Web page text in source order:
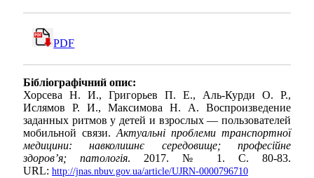
PDF
Бібліографічний опис:
Хорсева Н. И., Григорьев П. Е., Аль-Курди О. Р.,
Ислямов Р. И., Максимова Н. А. Воспроизведение
заданных ритмов у детей и взрослых — пользователей
мобильной связи.Актуальні проблеми транспортної
медицини: навколишнє середовище; професійне
здоров’я; патологія. 2017. № 1. С. 80-83.
URL: http://jnas.nbuv.gov.ua/article/UJRN-0000796710